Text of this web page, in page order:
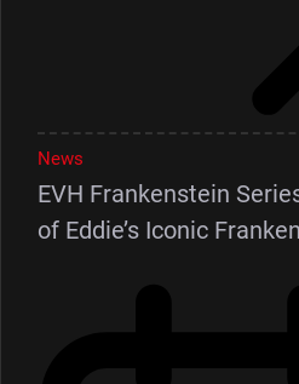
News
EVH Frankenstein
of Eddie’s Iconic